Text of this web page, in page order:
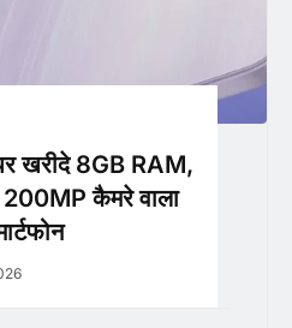
खरीदे 8GB RAM,
कैमरे वाला